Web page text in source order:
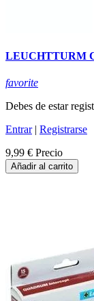
LEUCHTTURM
favorite
Debes de estar
Entrar| Registrarse
9,99 € Precio
Añadir al carrito